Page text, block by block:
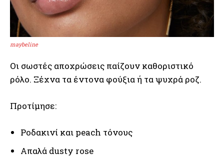
maybeline
Οι σωστές αποχρώσεις παίζουν καθοριστικό
ρόλο. Ξέχνα τα έντονα φούξια ή τα ψυχρά ροζ.
Προτίμησε:
Ροδακινί και peach τόνους
Απαλά dusty rose